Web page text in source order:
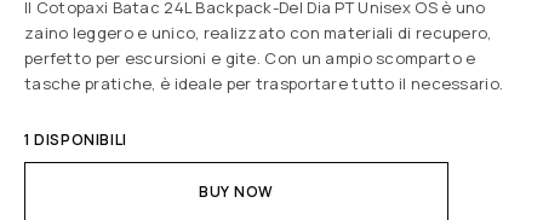
Il Cotopaxi Batac 24L Backpack-Del Dia PT Unisex OS è uno
zaino leggero e unico, realizzato con materiali di recupero,
perfetto per escursioni e gite. Con un ampio scomparto e
tasche pratiche, è ideale per trasportare tutto il necessario.
1 DISPONIBILI
BUY NOW